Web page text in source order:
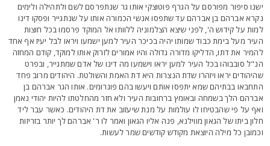
סיפור מפורסם על הגרף פוטוצקי אותו גר שנתפרסם לשם ולתהילה ולימים
אברהם בן אברהם עד שתפסו אנשי הכמורה אותו על שנתגייר ופסקו דינו
על קידוש ה', לפני שיצא הצלמוניה ללוותו אל המוקד פרסמו בכל חוצות
מעל בימת כבוד שמותו יהיה בכיכר העיר למען ישמעו ויראו לבל יעיז אף אחד
את דתו, הדליקו מדורה גדולה והיו אמורים לזרוק אותו למוקד, קודם המחזה
סובבוהו בכל העיר למען יראו וישמעו מה דינו של אדם שמתגייר, ובפרט
יראו ויזהרו שדת הנצרות היא דת האמת והשולטת. היהודים מרוב פחד
בבתיהם שמא יתפסו אותם ויעשו בהם פוגרומים. אותו הגר אברהם בן
הלך בשמחה ובאומץ ברחובות העיר ולא חזר מהחלטתו להיות יהודי נאמן
על פי שהבטיחו לו עולמות על מנת שיעזוב את דת היהודים. כאשר עבר ליד
ביתו של הגאון מווילנא, פנה אליו הגאון ואמר לו ר' אברהם לך יותר בזריזות
כל מילה היוצאת מקודש קודשים שמר לעשות.